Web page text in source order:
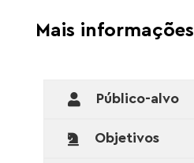
Mais informações
Público-alvo
Objetivos